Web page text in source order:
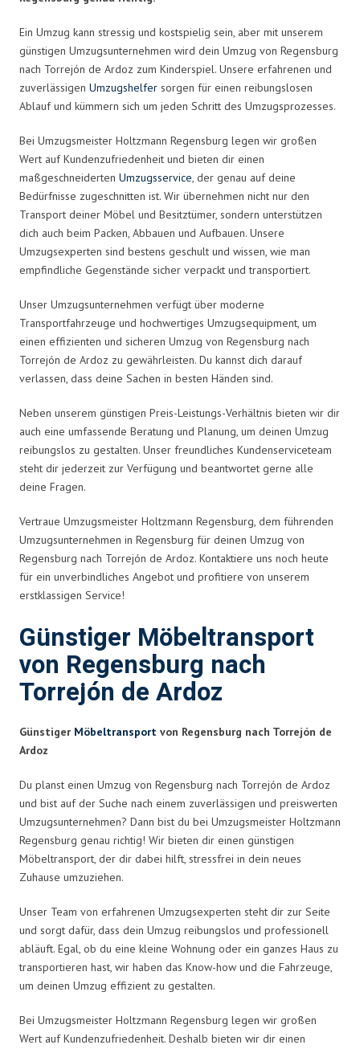
Ein Umzug kann stressig und kostspielig sein, aber mit unserem
günstigen Umzugsunternehmen wird dein Umzug von Regensburg
nach Torrejón de Ardoz zum Kinderspiel. Unsere erfahrenen und
zuverlässigen Umzugshelfer sorgen für einen reibungslosen
Ablauf und kümmern sich um jeden Schritt des Umzugsprozesses.
Bei Umzugsmeister Holtzmann Regensburg legen wir großen
Wert auf Kundenzufriedenheit und bieten dir einen
maßgeschneiderten Umzugsservice, der genau auf deine
Bedürfnisse zugeschnitten ist. Wir übernehmen nicht nur den
Transport deiner Möbel und Besitztümer, sondern unterstützen
dich auch beim Packen, Abbauen und Aufbauen. Unsere
Umzugsexperten sind bestens geschult und wissen, wie man
empfindliche Gegenstände sicher verpackt und transportiert.
Unser Umzugsunternehmen verfügt über moderne
Transportfahrzeuge und hochwertiges Umzugsequipment, um
einen effizienten und sicheren Umzug von Regensburg nach
Torrejón de Ardoz zu gewährleisten. Du kannst dich darauf
verlassen, dass deine Sachen in besten Händen sind.
Neben unserem günstigen Preis-Leistungs-Verhältnis bieten wir dir
auch eine umfassende Beratung und Planung, um deinen Umzug
reibungslos zu gestalten. Unser freundliches Kundenserviceteam
steht dir jederzeit zur Verfügung und beantwortet gerne alle
deine Fragen.
Vertraue Umzugsmeister Holtzmann Regensburg, dem führenden
Umzugsunternehmen in Regensburg für deinen Umzug von
Regensburg nach Torrejón de Ardoz. Kontaktiere uns noch heute
für ein unverbindliches Angebot und profitiere von unserem
erstklassigen Service!
Günstiger Möbeltransport
von Regensburg nach
Torrejón de Ardoz
Günstiger Möbeltransport von Regensburg nach Torrejón de
Ardoz
Du planst einen Umzug von Regensburg nach Torrejón de Ardoz
und bist auf der Suche nach einem zuverlässigen und preiswerten
Umzugsunternehmen? Dann bist du bei Umzugsmeister Holtzmann
Regensburg genau richtig! Wir bieten dir einen günstigen
Möbeltransport, der dir dabei hilft, stressfrei in dein neues
Zuhause umzuziehen.
Unser Team von erfahrenen Umzugsexperten steht dir zur Seite
und sorgt dafür, dass dein Umzug reibungslos und professionell
abläuft. Egal, ob du eine kleine Wohnung oder ein ganzes Haus zu
transportieren hast, wir haben das Know-how und die Fahrzeuge,
um deinen Umzug effizient zu gestalten.
Bei Umzugsmeister Holtzmann Regensburg legen wir großen
Wert auf Kundenzufriedenheit. Deshalb bieten wir dir einen